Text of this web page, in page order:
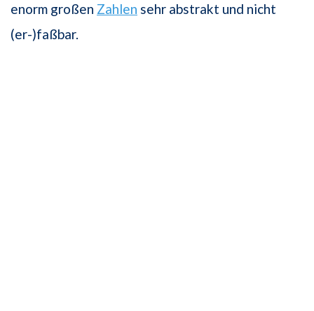
enorm großen Zahlen sehr abstrakt und nicht
(er-)faßbar.